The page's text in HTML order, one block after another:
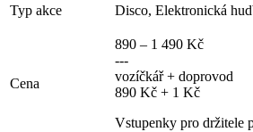
Typ akce
Disco, Elektronická
Cena
890 – 1 490 Kč
---
vozíčkář + doprovod
890 Kč + 1 Kč
Vstupenky pro držitele